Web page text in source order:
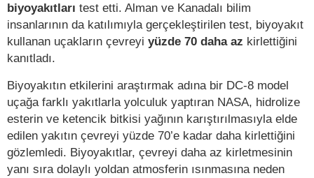
biyoyakıtları test etti. Alman ve Kanadalı bilim
insanlarının da katılımıyla gerçekleştirilen test, biyoyakıt
kullanan uçakların çevreyi yüzde 70 daha az kirlettiğini
kanıtladı.
Biyoyakıtın etkilerini araştırmak adına bir DC-8 model
uçağa farklı yakıtlarla yolculuk yaptıran NASA, hidrolize
esterin ve ketencik bitkisi yağının karıştırılmasıyla elde
edilen yakıtın çevreyi yüzde 70’e kadar daha kirlettiğini
gözlemledi. Biyoyakıtlar, çevreyi daha az kirletmesinin
yanı sıra dolaylı yoldan atmosferin ısınmasına neden